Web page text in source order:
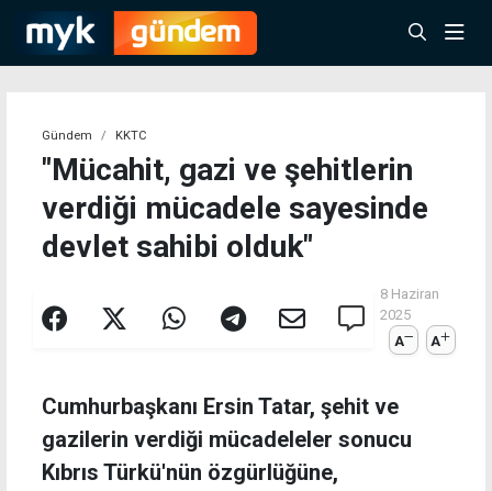
Gündem KKTC
"Mücahit, gazi ve şehitlerin
verdiği mücadele sayesinde
devlet sahibi olduk"
8 Haziran
2025
A
A
Cumhurbaşkanı Ersin Tatar, şehit ve
gazilerin verdiği mücadeleler sonucu
Kıbrıs Türkü'nün özgürlüğüne,